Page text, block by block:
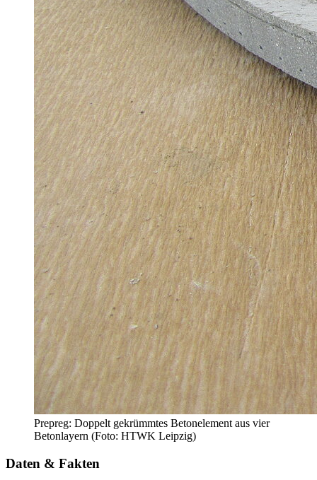
Prepreg: Doppelt gekrümmtes Betonelement aus vier
Betonlayern (Foto: HTWK Leipzig)
Daten & Fakten